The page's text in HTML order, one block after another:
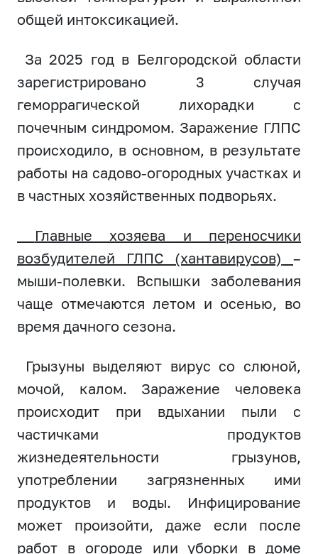
общей интоксикацией.
За 2025 год в Белгородской области
зарегистрировано 3 случая
геморрагической лихорадки с
почечным синдромом. Заражение ГЛПС
происходило, в основном, в результате
работы на садово-огородных участках и
в частных хозяйственных подворьях.
Главные хозяева и переносчики
возбудителей ГЛПС (хантавирусов)
–
мыши-полевки. Вспышки заболевания
чаще отмечаются летом и осенью, во
время дачного сезона.
Грызуны выделяют вирус со слюной,
мочой, калом. Заражение человека
происходит при вдыхании пыли с
частичками продуктов
жизнедеятельности грызунов,
употреблении загрязненных ими
продуктов и воды. Инфицирование
может произойти, даже если после
работ в огороде или уборки в доме